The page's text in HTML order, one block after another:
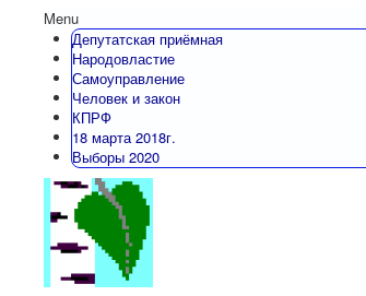
Menu
Депутатская приёмная
Народовластие
Самоуправление
Человек и закон
КПРФ
18 марта 2018г.
Выборы 2020